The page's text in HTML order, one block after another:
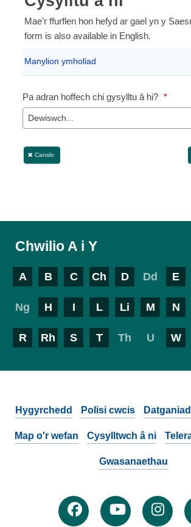
Chwilio A i Y
A B C Ch D Dd E
Ng H I L Li M N
R Rh S T Th U W
Hygyrchedd Polisi cwcis
Map o'r wefan Cysylltwch â ni
Gwasanaethau
FacebookYouTube